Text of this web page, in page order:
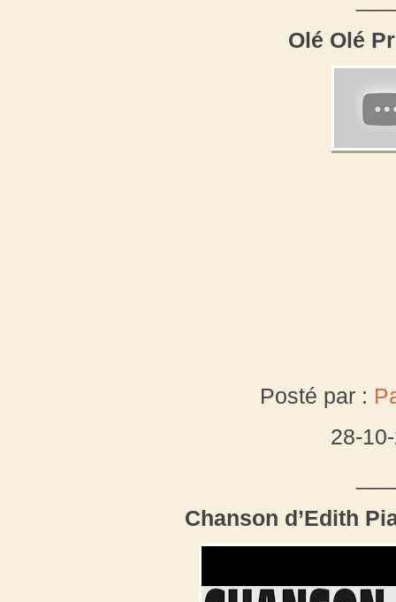
Olé Olé
Posté par :
28-
Chanson d’Edith